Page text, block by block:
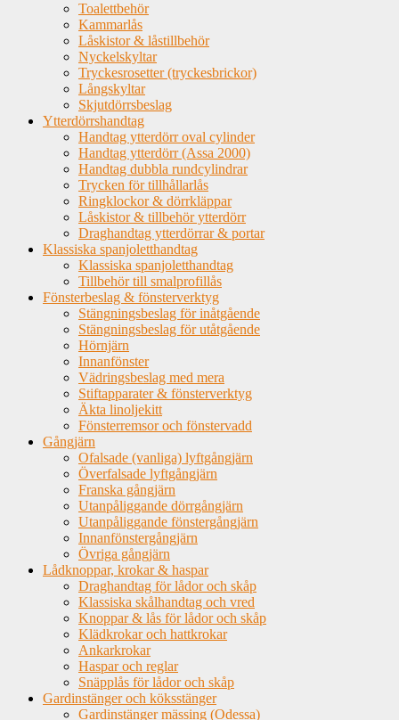
Toalettbehör
Kammarlås
Låskistor & låstillbehör
Nyckelskyltar
Tryckesrosetter (tryckesbrickor)
Långskyltar
Skjutdörrsbeslag
Ytterdörrshandtag
Handtag ytterdörr oval cylinder
Handtag ytterdörr (Assa 2000)
Handtag dubbla rundcylindrar
Trycken för tillhållarlås
Ringklockor & dörrkläppar
Låskistor & tillbehör ytterdörr
Draghandtag ytterdörrar & portar
Klassiska spanjoletthandtag
Klassiska spanjoletthandtag
Tillbehör till smalprofillås
Fönsterbeslag & fönsterverktyg
Stängningsbeslag för inåtgående
Stängningsbeslag för utåtgående
Hörnjärn
Innanfönster
Vädringsbeslag med mera
Stiftapparater & fönsterverktyg
Äkta linoljekitt
Fönsterremsor och fönstervadd
Gångjärn
Ofalsade (vanliga) lyftgångjärn
Överfalsade lyftgångjärn
Franska gångjärn
Utanpåliggande dörrgångjärn
Utanpåliggande fönstergångjärn
Innanfönstergångjärn
Övriga gångjärn
Lådknoppar, krokar & haspar
Draghandtag för lådor och skåp
Klassiska skålhandtag och vred
Knoppar & lås för lådor och skåp
Klädkrokar och hattkrokar
Ankarkrokar
Haspar och reglar
Snäpplås för lådor och skåp
Gardinstänger och köksstänger
Gardinstänger mässing (Odessa)